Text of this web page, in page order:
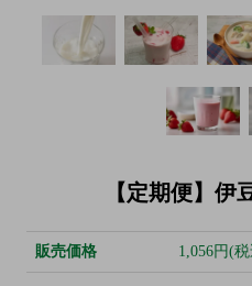
【定期便】
販売価格 1,056円(